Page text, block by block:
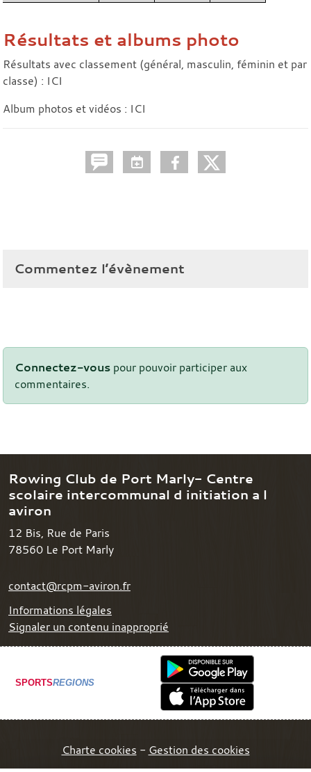
Résultats et albums photo
Résultats avec classement (général, masculin, féminin et par
classe) : ICI
Album photos et vidéos : ICI
Commentez l’évènement
Connectez-vous pour pouvoir participer aux
commentaires.
Rowing Club de Port Marly- Centre
scolaire intercommunal d initiation a l
aviron
12 Bis, Rue de Paris
78560 Le Port Marly
contact@rcpm-aviron.fr
Informations légales
Signaler un contenu inapproprié
SPORTSREGIONS
Charte cookies Gestion des cookies